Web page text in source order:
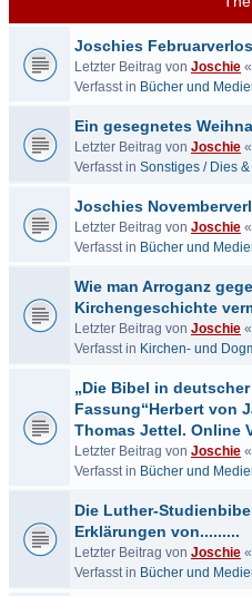
Joschies
Letzter Beitrag von Joschie «
Verfasst in Bücher und
Ein gesegnetes
Letzter Beitrag von Joschie «
Verfasst in Sonstiges / Dies
Joschies
Letzter Beitrag von Joschie «
Verfasst in Bücher und
Wie man Arroganz
Kirchengeschichte
Letzter Beitrag von Joschie «
Verfasst in Kirchen- und
„Die Bibel in deutscher
Fassung“Herbert von
Thomas Jettel. Online
Letzter Beitrag von Joschie «
Verfasst in Bücher und
Die Luther-
Erklärungen von.........
Letzter Beitrag von Joschie «
Verfasst in Bücher und